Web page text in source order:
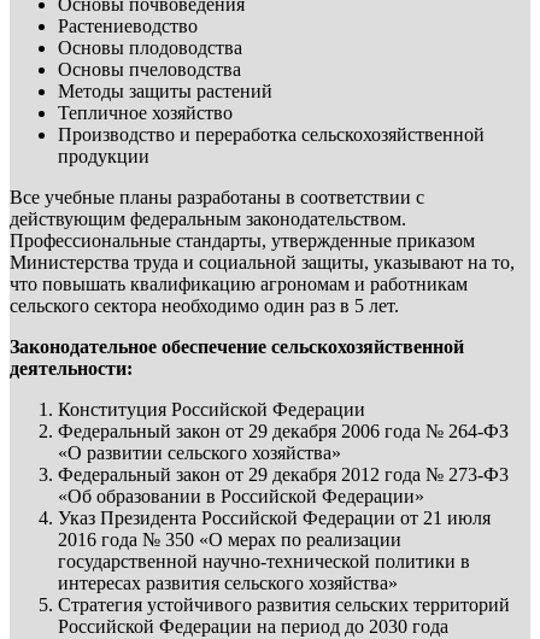
Основы почвоведения
Растениеводство
Основы плодоводства
Основы пчеловодства
Методы защиты растений
Тепличное хозяйство
Производство и переработка сельскохозяйственной
продукции
Все учебные планы разработаны в соответствии с
действующим федеральным законодательством.
Профессиональные стандарты, утвержденные приказом
Министерства труда и социальной защиты, указывают на то,
что повышать квалификацию агрономам и работникам
сельского сектора необходимо один раз в 5 лет.
Законодательное обеспечение сельскохозяйственной
деятельности:
Конституция Российской Федерации
Федеральный закон от 29 декабря 2006 года № 264-ФЗ
«О развитии сельского хозяйства»
Федеральный закон от 29 декабря 2012 года № 273-Ф3
«Об образовании в Российской Федерации»
Указ Президента Российской Федерации от 21 июля
2016 года № 350 «О мерах по реализации
государственной научно-технической политики в
интересах развития сельского хозяйства»
Стратегия устойчивого развития сельских территорий
Российской Федерации на период до 2030 года